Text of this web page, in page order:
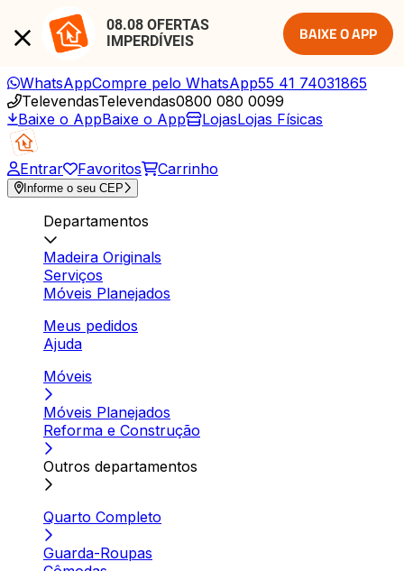
08.08 OFERTAS
IMPERDÍVEIS
BAIXE O APP
WhatsAppCompre pelo WhatsApp55 41 74031865
TelevendasTelevendas0800 080 0099
Baixe o AppBaixe o App LojasLojas Físicas
Entrar Favoritos Carrinho
Informe o seu CEP
Departamentos
Madeira Originals
Serviços
Móveis Planejados
Meus pedidos
Ajuda
Móveis
Móveis Planejados
Reforma e Construção
Outros departamentos
Quarto Completo
Guarda-Roupas